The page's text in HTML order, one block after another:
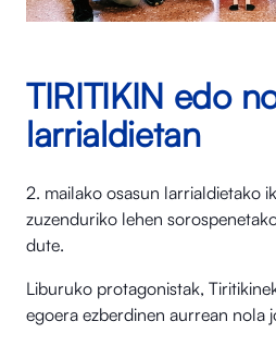
TIRITIKIN edo
larrialdietan
2. mailako osasun larrialdietako
zuzenduriko lehen
dute.
Liburuko protagonistak,
egoera ezberdinen aurrean nola